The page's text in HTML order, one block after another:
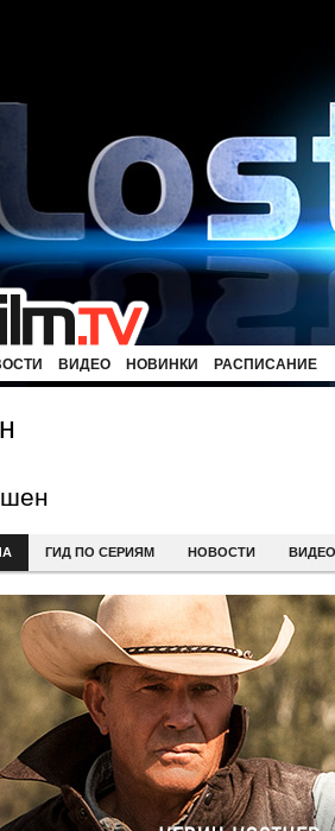
ВИДЕО НОВИНКИ РАСПИСАНИЕ
ГИД ПО СЕРИЯМ НОВОСТИ ВИДЕО